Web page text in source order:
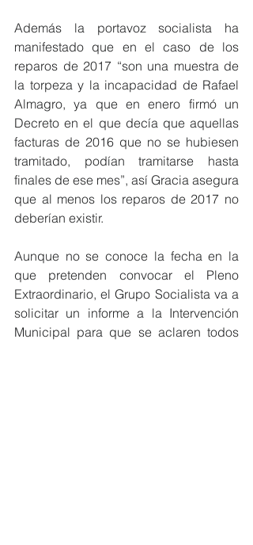
Además la portavoz socialista ha
manifestado que en el caso de los
reparos de 2017 “son una muestra de
la torpeza y la incapacidad de Rafael
Almagro, ya que en enero firmó un
Decreto en el que decía que aquellas
facturas de 2016 que no se hubiesen
tramitado, podían tramitarse hasta
finales de ese mes”, así Gracia asegura
que al menos los reparos de 2017 no
deberían existir.
Aunque no se conoce la fecha en la
que pretenden convocar el Pleno
Extraordinario, el Grupo Socialista va a
solicitar un informe a la Intervención
Municipal para que se aclaren todos